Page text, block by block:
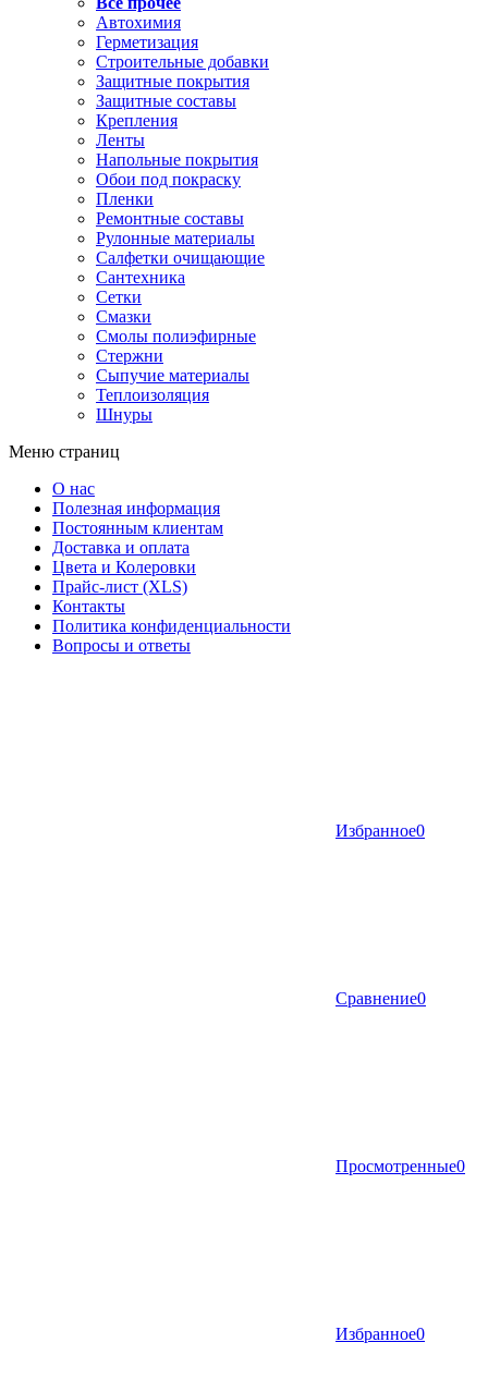
Автохимия
Герметизация
Строительные добавки
Защитные покрытия
Защитные составы
Крепления
Ленты
Напольные покрытия
Обои под покраску
Пленки
Ремонтные составы
Рулонные материалы
Салфетки очищающие
Сантехника
Сетки
Смазки
Смолы полиэфирные
Стержни
Сыпучие материалы
Теплоизоляция
Шнуры
Меню страниц
О нас
Полезная информация
Постоянным клиентам
Доставка и оплата
Цвета и Колеровки
Прайс-лист (XLS)
Контакты
Политика конфиденциальности
Вопросы и ответы
Избранное0
Сравнение0
Просмотренные0
Избранное0